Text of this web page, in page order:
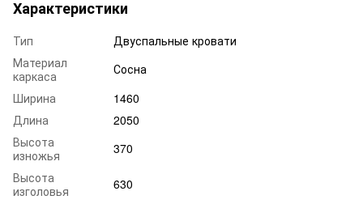
Характеристики
Тип
Двуспальные кровати
Материал
каркаса
Сосна
Ширина
1460
Длина
2050
Высота
изножья
370
Высота
изголовья
630